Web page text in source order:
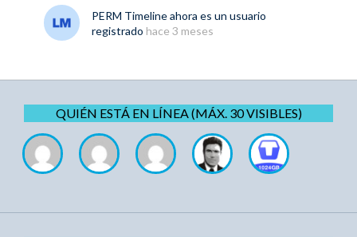
PERM Timelineahora es un usuario
registrado hace 3 meses
QUIÉN ESTÁ EN LÍNEA (MÁX. 30 VISIBLES)